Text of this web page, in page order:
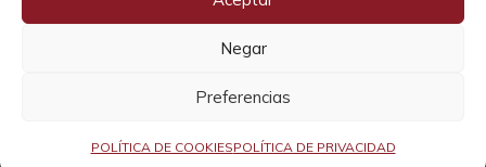
Negar
Preferencias
POLÍTICA DE COOKIESPOLÍTICA DE PRIVACIDAD
Copyright © 2026 SOLO WINE